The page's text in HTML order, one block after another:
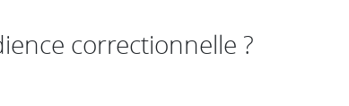
correctionnelle ?